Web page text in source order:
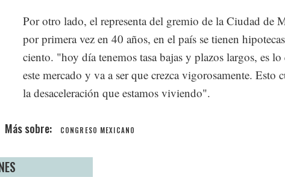
Por otro lado, el representa del gremio de la Ciudad de
por primera vez en 40 años, en el país se tienen
ciento. "hoy día tenemos tasa bajas y plazos largos, es lo
este mercado y va a ser que crezca vigorosamente. Esto
la desaceleración que estamos viviendo".
CONGRESO MEXICANO